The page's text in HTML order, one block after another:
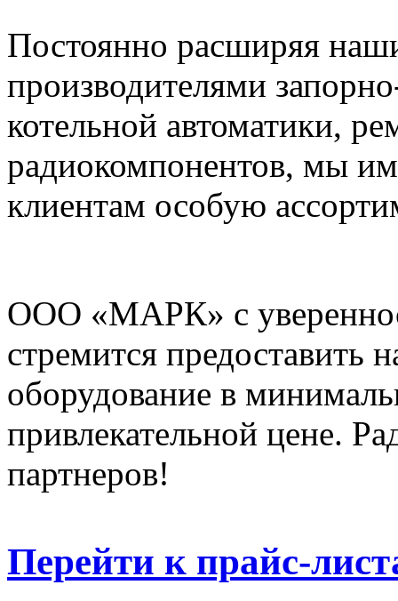
Постоянно расширяя
производителями
котельной автоматики,
радиокомпонентов, мы
клиентам особую
ООО «МАРК» с
стремится предоставить
оборудование в
привлекательной цене.
партнеров!
Перейти к прайс-